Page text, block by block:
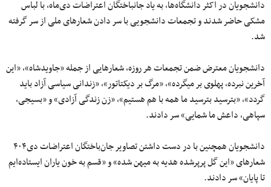
دانشجویان در اکثر دانشگاه‌ها، به یاد جانباختگان اعتراضات دی‌ماه، با لباس
مشکی حاضر شدند و تجمعات دانشجویی با سر دادن شعارهای ملی از سر گرفته
شد.
دانشجویان معترض ضمن تجمعات هر روزه، شعارهایی از جمله «جاویدشاه»، «این
آخرین نبرده، پهلوی بر میگرده»، «مرگ بر دیکتاتور»، «زندانی سیاسی آزاد باید
گردد»، «بترسید بترسید ما همه با هم هستیم»، «زن زندگی آزادی» و «بسیجی،
سپاهی، داعش ما شمایی» سر دادند.
دانشجویان همچنین با در دست داشتن تصاویر جان‌باختگان اعتراضات دی۴۰۴
شعارهای «این گل پرپرشده هدیه به میهن شده» و «قسم به خون یاران ایستاده‌ایم
تا پایان» سر دادند.